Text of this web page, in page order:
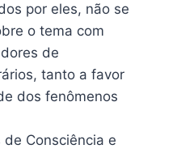
por eles, não se
o tema com
de
tanto a favor
dos fenômenos
Consciência e